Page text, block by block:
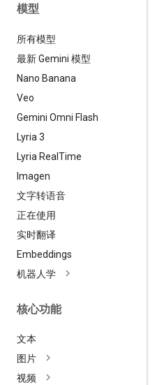
模型
所有模型
最新 Gemini 模型
Nano Banana
Veo
Gemini Omni Flash
Lyria 3
Lyria Real Time
Imagen
文字转语音
正在使用
实时翻译
Embeddings
机器人学
核心功能
文本
图片
视频